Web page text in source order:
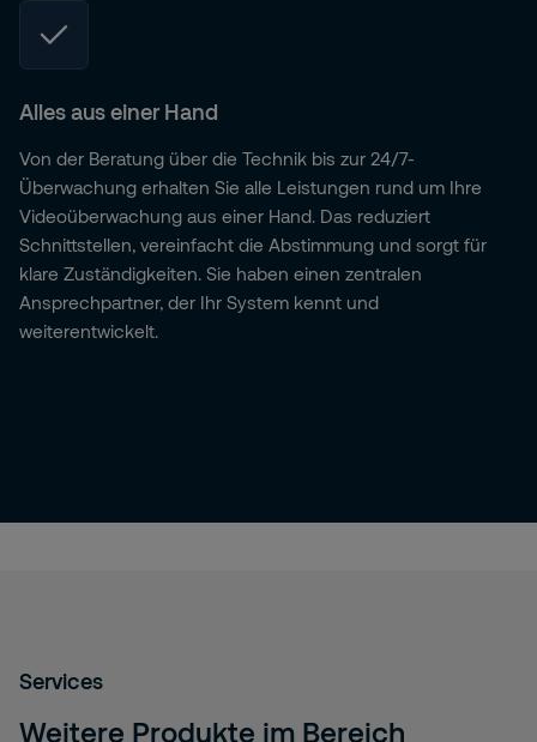
Alles aus einer Hand
Von der Beratung über die Technik bis zur 24/7-
Überwachung erhalten Sie alle Leistungen rund um Ihre
Videoüberwachung aus einer Hand. Das reduziert
Schnittstellen, vereinfacht die Abstimmung und sorgt für
klare Zuständigkeiten. Sie haben einen zentralen
Ansprechpartner, der Ihr System kennt und
weiterentwickelt.
Services
Weitere Produkte im Bereich